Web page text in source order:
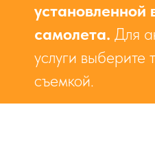
установленной
самолета. Для
услуги выберите
съемкой.
НАПИШИТЕ НАМ